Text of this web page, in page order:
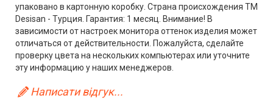
упаковано в картонную коробку. Страна происхождения ТМ
Desisan - Турция. Гарантия: 1 месяц. Внимание! В
зависимости от настроек монитора оттенок изделия может
отличаться от действительности. Пожалуйста, сделайте
проверку цвета на нескольких компьютерах или уточните
эту информацию у наших менеджеров.
Написати відгук...